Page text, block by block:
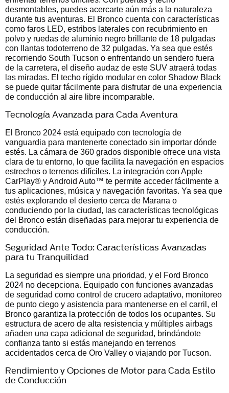
desmontables, puedes acercarte aún más a la naturaleza
durante tus aventuras. El Bronco cuenta con características
como faros LED, estribos laterales con recubrimiento en
polvo y ruedas de aluminio negro brillante de 18 pulgadas
con llantas todoterreno de 32 pulgadas. Ya sea que estés
recorriendo South Tucson o enfrentando un sendero fuera
de la carretera, el diseño audaz de este SUV atraerá todas
las miradas. El techo rígido modular en color Shadow Black
se puede quitar fácilmente para disfrutar de una experiencia
de conducción al aire libre incomparable.
Tecnología Avanzada para Cada Aventura
El Bronco 2024 está equipado con tecnología de
vanguardia para mantenerte conectado sin importar dónde
estés. La cámara de 360 grados disponible ofrece una vista
clara de tu entorno, lo que facilita la navegación en espacios
estrechos o terrenos difíciles. La integración con Apple
CarPlay® y Android Auto™ te permite acceder fácilmente a
tus aplicaciones, música y navegación favoritas. Ya sea que
estés explorando el desierto cerca de Marana o
conduciendo por la ciudad, las características tecnológicas
del Bronco están diseñadas para mejorar tu experiencia de
conducción.
Seguridad Ante Todo: Características Avanzadas
para tu Tranquilidad
La seguridad es siempre una prioridad, y el Ford Bronco
2024 no decepciona. Equipado con funciones avanzadas
de seguridad como control de crucero adaptativo, monitoreo
de punto ciego y asistencia para mantenerse en el carril, el
Bronco garantiza la protección de todos los ocupantes. Su
estructura de acero de alta resistencia y múltiples airbags
añaden una capa adicional de seguridad, brindándote
confianza tanto si estás manejando en terrenos
accidentados cerca de Oro Valley o viajando por Tucson.
Rendimiento y Opciones de Motor para Cada Estilo
de Conducción